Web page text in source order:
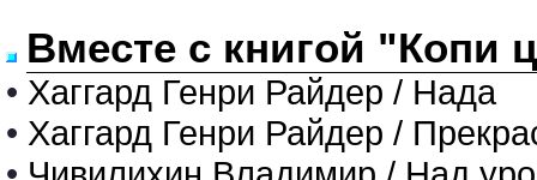
Вместе с книгой "Копи
• Хаггард Генри Райдер / Нада
• Хаггард Генри Райдер /